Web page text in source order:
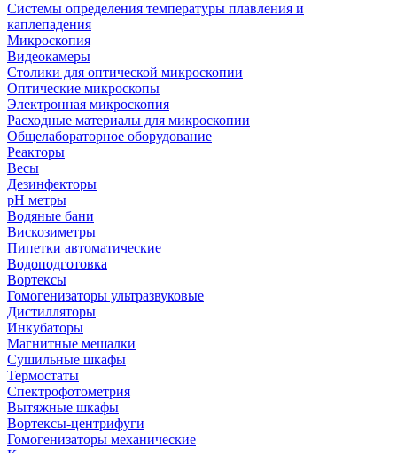
Системы определения температуры плавления и
каплепадения
Микроскопия
Видеокамеры
Столики для оптической микроскопии
Оптические микроскопы
Электронная микроскопия
Расходные материалы для микроскопии
Общелабораторное оборудование
Реакторы
Весы
Дезинфекторы
рН метры
Водяные бани
Вискозиметры
Пипетки автоматические
Водоподготовка
Вортексы
Гомогенизаторы ультразвуковые
Дистилляторы
Инкубаторы
Магнитные мешалки
Сушильные шкафы
Термостаты
Спектрофотометрия
Вытяжные шкафы
Вортексы-центрифуги
Гомогенизаторы механические